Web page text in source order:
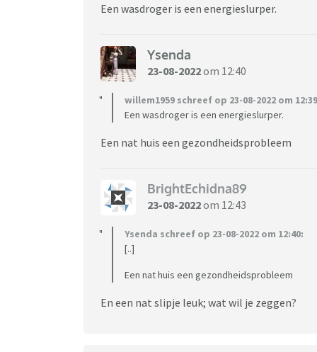
Een wasdroger is een energieslurper.
Ysenda
23-08-2022om 12:40
willem1959 schreef op 23-08-2022 om
Een wasdroger is een energieslurper.
Een nat huis een gezondheidsprobleem
BrightEchidna89
23-08-2022om 12:43
Ysenda schreef op 23-08-2022 om 12:40:
[..]
Een nat huis een gezondheidsprobleem
En een nat slipje leuk; wat wil je zeggen?